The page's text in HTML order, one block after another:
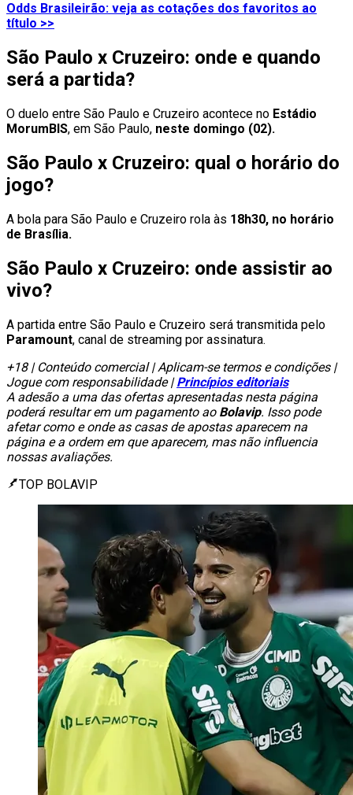
Odds Brasileirão: veja as cotações dos favoritos ao
título >>
São Paulo x Cruzeiro: onde e quando
será a partida?
O duelo entre São Paulo e Cruzeiro acontece no Estádio
MorumBIS, em São Paulo, neste domingo (02).
São Paulo x Cruzeiro: qual o horário do
jogo?
A bola para São Paulo e Cruzeiro rola às 18h30, no horário
de Brasília.
São Paulo x Cruzeiro: onde assistir ao
vivo?
A partida entre São Paulo e Cruzeiro será transmitida pelo
Paramount, canal de streaming por assinatura.
+18 | Conteúdo comercial | Aplicam-se termos e condições |
Jogue com responsabilidade |Princípios editoriais
A adesão a uma das ofertas apresentadas nesta página
poderá resultar em um pagamento ao Bolavip. Isso pode
afetar como e onde as casas de apostas aparecem na
página e a ordem em que aparecem, mas não influencia
nossas avaliações.
TOP BOLAVIP